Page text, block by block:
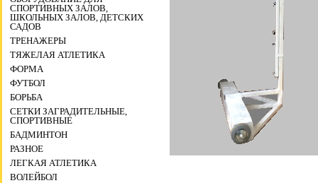
СПОРТИВНЫХ ЗАЛОВ,
ШКОЛЬНЫХ ЗАЛОВ, ДЕТСКИХ
САДОВ
ТРЕНАЖЕРЫ
ТЯЖЕЛАЯ АТЛЕТИКА
ФОРМА
ФУТБОЛ
БОРЬБА
СЕТКИ ЗАГРАДИТЕЛЬНЫЕ,
СПОРТИВНЫЕ
БАДМИНТОН
РАЗНОЕ
ЛЕГКАЯ АТЛЕТИКА
ВОЛЕЙБОЛ